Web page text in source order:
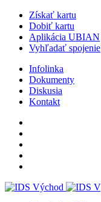
Získať kartu
Dobiť kartu
Aplikácia UBIAN
Vyhľadať spojenie
Infolinka
Dokumenty
Diskusia
Kontakt